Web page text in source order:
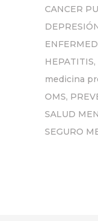
CANCER
HEPATITIS
medicina
OMS
SALUD
SEGURO